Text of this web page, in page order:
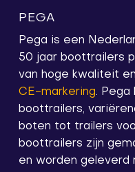
PEGA
Pega is een
50 jaar boottrailers
van hoge kwaliteit
CE-markering.
boottrailers,
boten tot trailers
boottrailers zijn
en worden geleverd